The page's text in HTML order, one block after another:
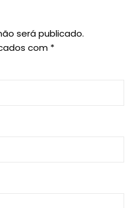
será publicado.
com *